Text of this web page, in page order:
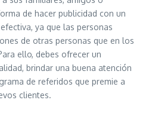
de hacer publicidad con un
ya que las personas
de otras personas que en los
ello, debes ofrecer un
brindar una buena atención
de referidos que premie a
clientes.